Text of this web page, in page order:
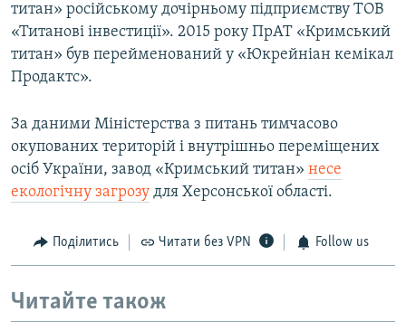
титан» російському дочірньому підприємству ТОВ
«Титанові інвестиції». 2015 року ПрАТ «Кримський
титан» був перейменований у «Юкрейніан кемікал
Продактс».
За даними Міністерства з питань тимчасово
окупованих територій і внутрішньо переміщених
осіб України, завод «Кримський титан» несе
екологічну загрозу для Херсонської області.
Поділитись Читати без VPN Follow us
Читайте також